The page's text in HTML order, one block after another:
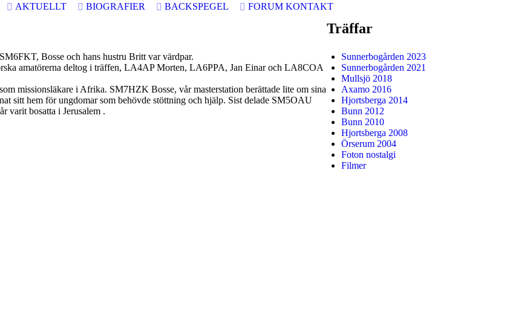
AKTUELLT BIOGRAFIER BACKSPEGEL FORUM KONTAKT
Bosse och hans hustru Britt var värdpar.
amatörerna deltog i träffen, LA4AP Morten, LA6PPA, Jan Einar och LA8COA
missionsläkare i Afrika. SM7HZK Bosse, vår masterstation berättade lite om sina
sitt hem för ungdomar som behövde stöttning och hjälp. Sist delade SM5OAU
varit bosatta i Jerusalem .
Träffar
Sunnerbogården 2023
Sunnerbogården 2021
Mullsjö 2018
Axamo 2016
Hjortsberga 2014
Bunn 2012
Bunn 2010
Hjortsberga 2008
Örserum 2004
Foton nostalgi
Filmer